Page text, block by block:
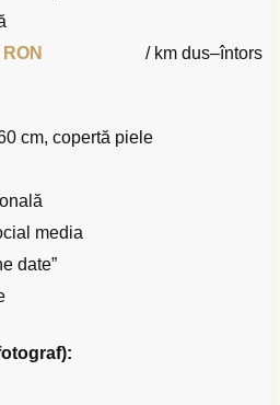
/ km dus–întors
cm, copertă piele
media
date”